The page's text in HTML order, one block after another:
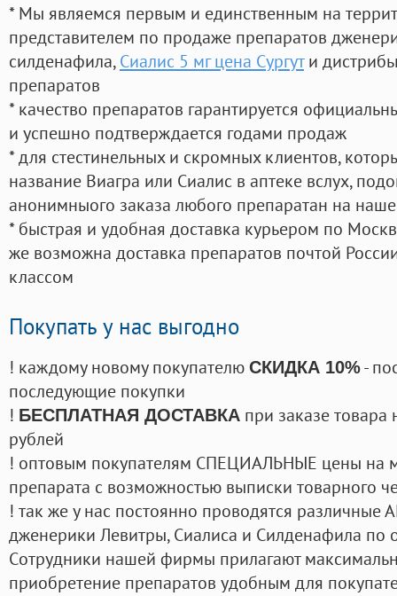
* Мы являемся первым и единственным на
представителем по продаже препаратов
силденафила, Сиалис 5 мг цена Сургути
препаратов
* качество препаратов гарантируется
и успешно подтверждается годами продаж
* для стестинельных и скромных клиентов,
название Виагра или Сиалис в аптеке вслух,
анонимныого заказа любого препаратан на
* быстрая и удобная доставка курьером по
же возможна доставка препаратов почтой
классом
Покупать у нас выгодно
! каждому новому покупателю СКИДКА 10%-
последующие покупки
! БЕСПЛАТНАЯ ДОСТАВКА при заказе
рублей
! оптовым покупателям СПЕЦИАЛЬНЫЕ цены на
препарата с возможностью выписки товарного
! так же у нас постоянно проводятся
дженерики Левитры, Сиалиса и Силденафила по
Cотрудники нашей фирмы прилагают
приобретение препаратов удобным для